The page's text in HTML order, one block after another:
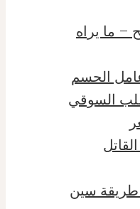
– ما يراه
السوقي
طريقة سين